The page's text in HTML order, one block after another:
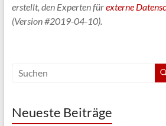
erstellt, den Experten fürexterne
(Version #2019-04-10).
Neueste Beiträge